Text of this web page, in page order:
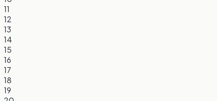
11
12
13
14
15
16
17
18
19